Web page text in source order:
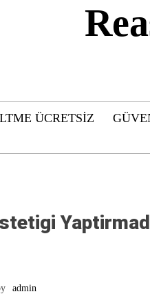
ÜCRETSIZ
admin